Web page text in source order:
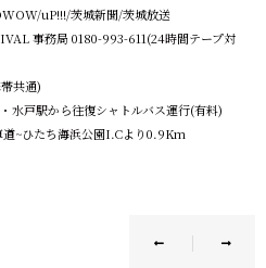
uP!!!/茨城新聞/茨城放送
事務局 0180-993-611(24時間テープ対
共通)
水戸駅から往復シャトルバス運行(有料)
~ひたち海浜公園I.Cより0.9Km